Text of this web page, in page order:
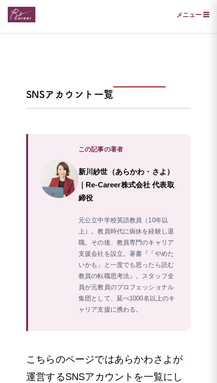
メニュー ☰
SNSアカウント一覧
この記事の著者
新川紗世（あらかわ・さよ）
｜Re-Career株式会社 代表取
締役
元公立中学校英語教員（10年以
上）。教員時代に病休を経験し退
職。その後、教員専門のキャリア
支援会社を設立。著書『「やめた
いかも」と一度でも思ったら読む
教員の転職思考法』。スタッフ全
員が元教員のプロフェッショナル
集団として、延べ1000名以上のキ
ャリア支援に携わる。
こちらのページではあらかわさよが
運営するSNSアカウントを一覧にし